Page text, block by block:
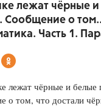
лежат чёрные
Сообщение о
Часть 1.
лежат чёрные и белые
о том, что достали